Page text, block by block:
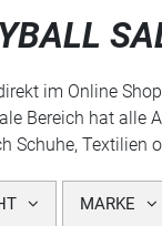
im Online
Bereich hat alle
Schuhe, Textilien
MARKE